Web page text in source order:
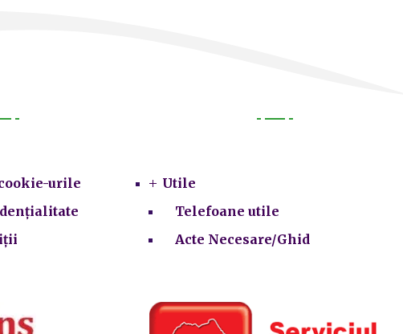
urile
Utile
Telefoane utile
Acte Necesare/Ghid